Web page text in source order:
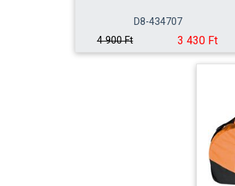
D8-434707
4 900 Ft
3 430 Ft